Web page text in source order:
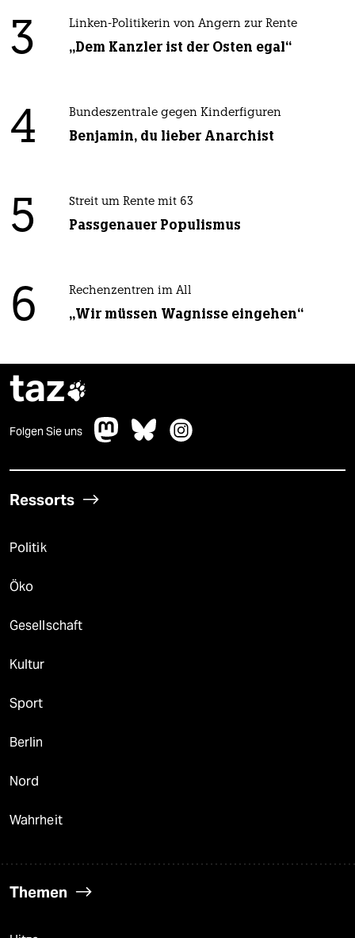
3 Linken-Politikerin von Angern zur Rente
„Dem Kanzler ist der Osten egal“
4 Bundeszentrale gegen Kinderfiguren
Benjamin, du lieber Anarchist
5 Streit um Rente mit 63
Passgenauer Populismus
6 Rechenzentren im All
„Wir müssen Wagnisse eingehen“
taz
Folgen Sie uns
Ressorts
Politik
Öko
Gesellschaft
Kultur
Sport
Berlin
Nord
Wahrheit
Themen